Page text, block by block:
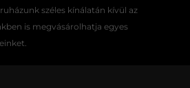
széles kínálatán kívül az
is megvásárolhatja egyes